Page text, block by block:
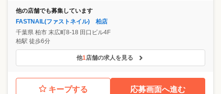
他の店舗でも募集しています
FASTNAIL(ファストネイル) 柏店
千葉県 柏市 末広町8-18 田口ビル4F
柏駅 徒歩6分
他1店舗の求人を見る
キープする 応募画面へ進む